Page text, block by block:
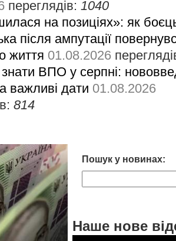
переглядів: 1040
на позиціях»: як
після ампутації
життя 01.08.2026
ВПО у серпні:
важливі дати 01.08.2026
814
Пошук у новинах:
Наше нове